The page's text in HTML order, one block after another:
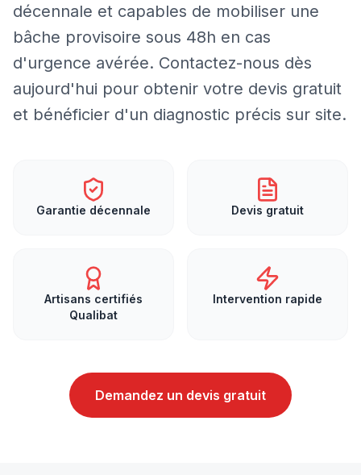
décennale et capables de mobiliser une
bâche provisoire sous 48h en cas
d'urgence avérée. Contactez-nous dès
aujourd'hui pour obtenir votre devis gratuit
et bénéficier d'un diagnostic précis sur site.
Garantie décennale Devis gratuit
Artisans certifiés
Qualibat
Intervention rapide
Demandez un devis gratuit